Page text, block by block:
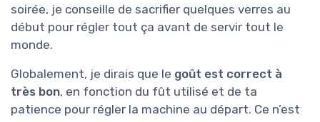
soirée, je conseille de sacrifier quelques verres au
début pour régler tout ça avant de servir tout le
monde.
Globalement, je dirais que le goût est correct à
très bon, en fonction du fût utilisé et de ta
patience pour régler la machine au départ. Ce n’est